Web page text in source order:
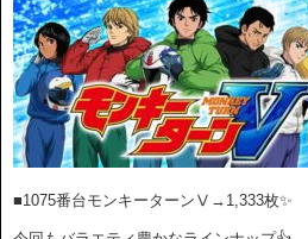
■1075番台モンキーターンⅤ→1,333枚✨